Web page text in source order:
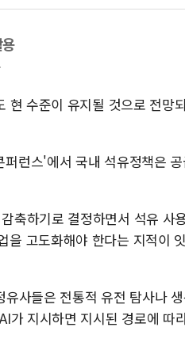
뉴욕증시, 고용 쇼크에 금리 인상
[종합] 이슬람 수니파 3국, '공동방
美 항소법원, 백악관 무도회장 공
수준이 유지될 것으로 전망
런스'에서 국내 석유정책은
축하기로 결정하면서 석유 사
고도화해야 한다는 지적이
사들은 전통적 유전 탐사나
가 지시하면 지시된 경로에 따